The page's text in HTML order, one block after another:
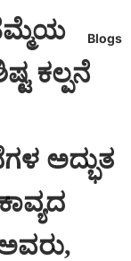
Blogs
ಹಿಡಿದಿವೆ.
ಹಾಗೂ
ಕಲ್ಪನೆ
ಅದ್ಭುತ